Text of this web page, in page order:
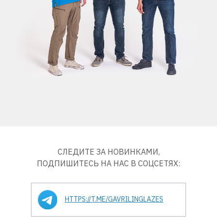
СЛЕДИТЕ ЗА НОВИНКАМИ,
ПОДПИШИТЕСЬ НА НАС В СОЦСЕТЯХ:
HTTPS://T.ME/GAVRILINGLAZES